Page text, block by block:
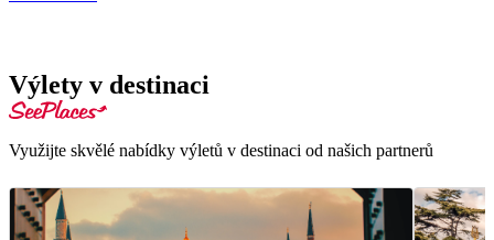
Výlety v destinaci
Využijte skvělé nabídky výletů v destinaci od našich partnerů